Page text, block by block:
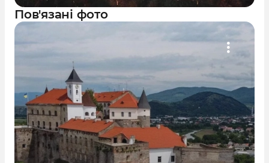
Пов'язані фото